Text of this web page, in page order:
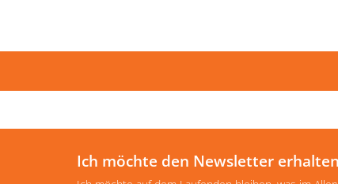
Ich möchte den Newsletter erhalten